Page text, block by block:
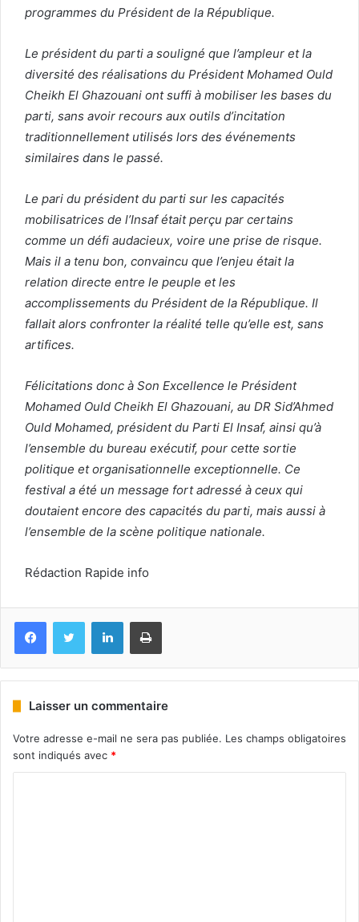
programmes du Président de la République.
Le président du parti a souligné que l’ampleur et la
diversité des réalisations du Président Mohamed Ould
Cheikh El Ghazouani ont suffi à mobiliser les bases du
parti, sans avoir recours aux outils d’incitation
traditionnellement utilisés lors des événements
similaires dans le passé.
Le pari du président du parti sur les capacités
mobilisatrices de l’Insaf était perçu par certains
comme un défi audacieux, voire une prise de risque.
Mais il a tenu bon, convaincu que l’enjeu était la
relation directe entre le peuple et les
accomplissements du Président de la République. Il
fallait alors confronter la réalité telle qu’elle est, sans
artifices.
Félicitations donc à Son Excellence le Président
Mohamed Ould Cheikh El Ghazouani, au DR Sid’Ahmed
Ould Mohamed, président du Parti El Insaf, ainsi qu’à
l’ensemble du bureau exécutif, pour cette sortie
politique et organisationnelle exceptionnelle. Ce
festival a été un message fort adressé à ceux qui
doutaient encore des capacités du parti, mais aussi à
l’ensemble de la scène politique nationale.
Rédaction Rapide info
FacebookTwitter LinkedinImprimer
Laisser un commentaire
Votre adresse e-mail ne sera pas publiée. Les champs obligatoires
sont indiqués avec *